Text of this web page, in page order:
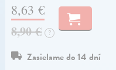
8,63 €
8,90 € ?
Zasielame do 14 dní